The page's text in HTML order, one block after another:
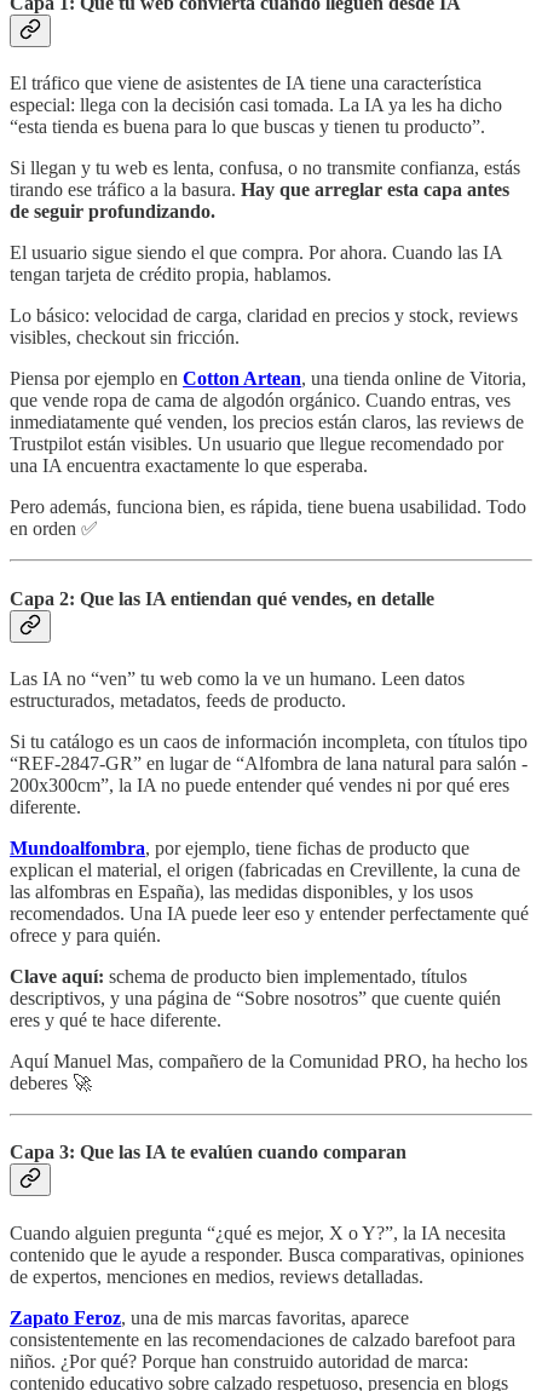
El tráfico que viene de asistentes de IA tiene una característica
especial: llega con la decisión casi tomada. La IA ya les ha dicho
“esta tienda es buena para lo que buscas y tienen tu producto”.
Si llegan y tu web es lenta, confusa, o no transmite confianza, estás
tirando ese tráfico a la basura. Hay que arreglar esta capa antes
de seguir profundizando.
El usuario sigue siendo el que compra. Por ahora. Cuando las IA
tengan tarjeta de crédito propia, hablamos.
Lo básico: velocidad de carga, claridad en precios y stock, reviews
visibles, checkout sin fricción.
Piensa por ejemplo en Cotton Artean, una tienda online de Vitoria,
que vende ropa de cama de algodón orgánico. Cuando entras, ves
inmediatamente qué venden, los precios están claros, las reviews de
Trustpilot están visibles. Un usuario que llegue recomendado por
una IA encuentra exactamente lo que esperaba.
Pero además, funciona bien, es rápida, tiene buena usabilidad. Todo
en orden ✅
Capa 2: Que las IA entiendan qué vendes, en detalle
Las IA no “ven” tu web como la ve un humano. Leen datos
estructurados, metadatos, feeds de producto.
Si tu catálogo es un caos de información incompleta, con títulos tipo
“REF-2847-GR” en lugar de “Alfombra de lana natural para salón -
200x300cm”, la IA no puede entender qué vendes ni por qué eres
diferente.
Mundoalfombra, por ejemplo, tiene fichas de producto que
explican el material, el origen (fabricadas en Crevillente, la cuna de
las alfombras en España), las medidas disponibles, y los usos
recomendados. Una IA puede leer eso y entender perfectamente qué
ofrece y para quién.
Clave aquí: schema de producto bien implementado, títulos
descriptivos, y una página de “Sobre nosotros” que cuente quién
eres y qué te hace diferente.
Aquí Manuel Mas, compañero de la Comunidad PRO, ha hecho los
deberes 🚀
Capa 3: Que las IA te evalúen cuando comparan
Cuando alguien pregunta “¿qué es mejor, X o Y?”, la IA necesita
contenido que le ayude a responder. Busca comparativas, opiniones
de expertos, menciones en medios, reviews detalladas.
Zapato Feroz, una de mis marcas favoritas, aparece
consistentemente en las recomendaciones de calzado barefoot para
niños. ¿Por qué? Porque han construido autoridad de marca:
contenido educativo sobre calzado respetuoso, presencia en blogs